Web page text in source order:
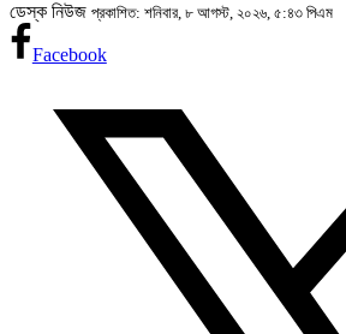
ডেস্ক নিউজ প্রকাশিত: শনিবার, ৮ আগস্ট, ২০২৬, ৫:৪৩ পিএম
Facebook